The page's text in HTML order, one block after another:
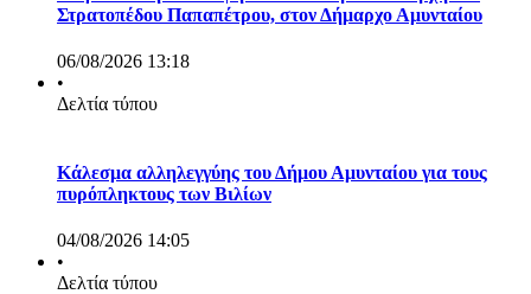
Στρατοπέδου Παπαπέτρου, στον Δήμαρχο Αμυνταίου
06/08/2026 13:18
•
Δελτία τύπου
Κάλεσμα αλληλεγγύης του Δήμου Αμυνταίου για τους
πυρόπληκτους των Βιλίων
04/08/2026 14:05
•
Δελτία τύπου